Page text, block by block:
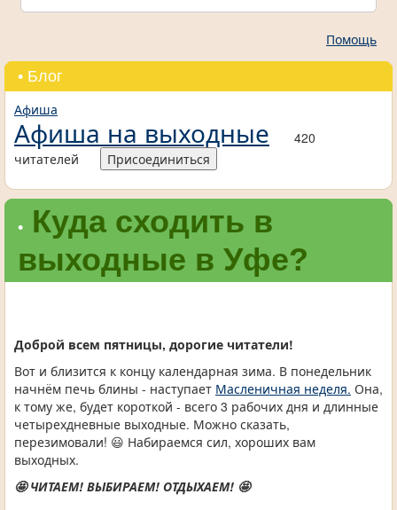
Помощь
• Блог
Афиша
Афиша на выходные
420
читателей
Присоединиться
• Куда сходить в
выходные в Уфе?
Доброй всем пятницы, дорогие читатели!
Вот и близится к концу календарная зима. В понедельник
начнём печь блины - наступает Масленичная неделя. Она,
к тому же, будет короткой - всего 3 рабочих дня и длинные
четырехдневные выходные. Можно сказать,
перезимовали! 😃 Набираемся сил, хороших вам
выходных.
🤩 ЧИТАЕМ! ВЫБИРАЕМ! ОТДЫХАЕМ! 🤩